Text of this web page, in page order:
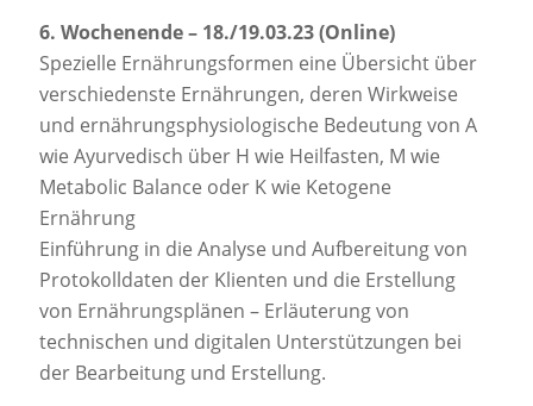
6. Wochenende – 18./19.03.23 (Online)
Spezielle Ernährungsformen eine Übersicht über
verschiedenste Ernährungen, deren Wirkweise
und ernährungsphysiologische Bedeutung von A
wie Ayurvedisch über H wie Heilfasten, M wie
Metabolic Balance oder K wie Ketogene
Ernährung
Einführung in die Analyse und Aufbereitung von
Protokolldaten der Klienten und die Erstellung
von Ernährungsplänen – Erläuterung von
technischen und digitalen Unterstützungen bei
der Bearbeitung und Erstellung.